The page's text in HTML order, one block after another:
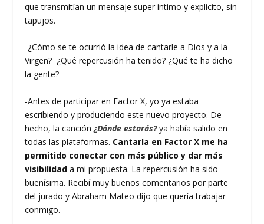
que transmitían un mensaje super íntimo y explícito, sin
tapujos.
-¿Cómo se te ocurrió la idea de cantarle a Dios y a la
Virgen? ¿Qué repercusión ha tenido? ¿Qué te ha dicho
la gente?
-Antes de participar en Factor X, yo ya estaba
escribiendo y produciendo este nuevo proyecto. De
hecho, la canción¿Dónde estarás?ya había salido en
todas las plataformas. Cantarla en Factor X me ha
permitido conectar con más público y dar más
visibilidad a mi propuesta. La repercusión ha sido
buenísima. Recibí muy buenos comentarios por parte
del jurado y Abraham Mateo dijo que quería trabajar
conmigo.